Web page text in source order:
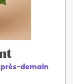
demain